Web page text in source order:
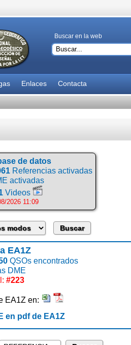
Buscar en la web
Enlaces Contacta
de datos
Referencias activadas
activadas
Videos
2026 11:09
EA1Z
QSOs encontrados
DME
#223
EA1Z en:
en pdf de EA1Z